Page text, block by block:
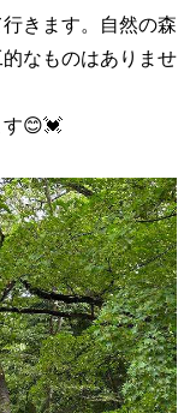
きます。自然の森
なものはありませ
す😊💓